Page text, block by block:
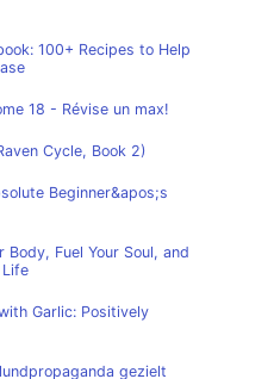
100+ Recipes to Help
18 - Révise un max!
Cycle, Book 2)
Beginner&apos;s
Body, Fuel Your Soul, and
Garlic: Positively
gezielt